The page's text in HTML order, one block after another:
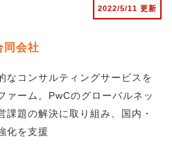
2022/5/11 更新
同会社
なコンサルティングサービスを
ァーム。PwCのグローバルネッ
課題の解決に取り組み、国内・
化を支援